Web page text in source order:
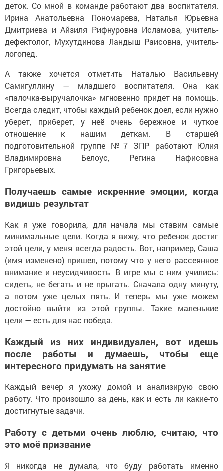
деток. Со мной в команде работают два воспитателя.
Ирина Анатольевна Пономарева, Наталья Юрьевна
Дмитриева и Айзиля Рифнуровна Исламова, учитель-
дефектолог, Мухутдинова Ландыш Раисовна, учитель-
логопед.
А также хочется отметить Наталью Васильевну
Самигуллину — младшего воспитателя. Она как
«палочка-выручалочка» мгновенно придет на помощь.
Всегда следит, чтобы каждый ребенок доел, если нужно
уберет, приберет, у неё очень бережное и чуткое
отношение к нашим деткам. В старшей
подготовительной группе №7 ЗПР работают Юлия
Владимировна Белоус, Регина Нафисовна
Григорьевых.
Получаешь самые искренние эмоции, когда
видишь результат
Как я уже говорила, для начала мы ставим самые
минимальные цели. Когда я вижу, что ребенок достиг
этой цели, у меня всегда радость. Вот, например, Саша
(имя изменено) пришел, потому что у него рассеянное
внимание и неусидчивость. В игре мы с ним учились:
сидеть, не бегать и не прыгать. Сначала одну минуту,
а потом уже целых пять. И теперь мы уже можем
достойно выйти из этой группы. Такие маленькие
цели — есть для нас победа.
Каждый из них индивидуален, вот идешь
после работы и думаешь, чтобы еще
интересного придумать на занятие
Каждый вечер я ухожу домой и анализирую свою
работу. Что произошло за день, как и есть ли какие-то
достигнутые задачи.
Работу с детьми очень люблю, считаю, что
это моё призвание
Я никогда не думала, что буду работать именно